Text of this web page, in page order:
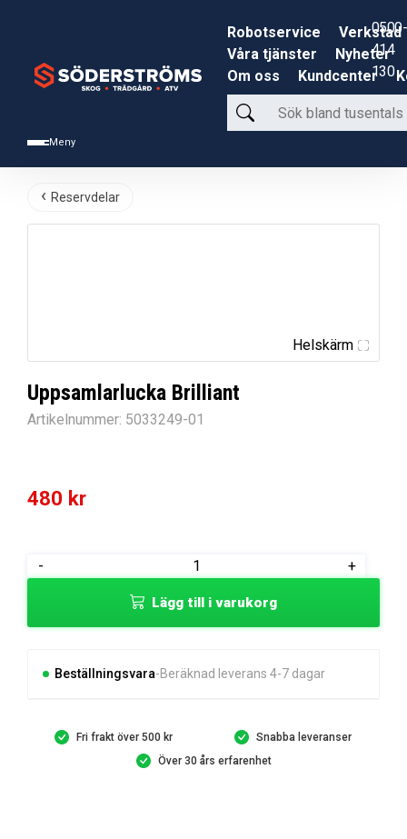
Meny
Robotservice
Verkstad
Våra tjänster
Nyheter
Om oss
Kundcenter
Sök
bland
produkter
0500-
414
130
Reservdelar
Helskärm
Uppsamlarlucka Brilliant
Artikelnummer: 5033249-01
480 kr
-
Uppsamlarlucka
+
Lägg till i varukorg
Beställningsvara Beräknad leverans 4-7 dagar
Fri frakt över 500 kr
Snabba leveranser
Över 30 års erfarenhet